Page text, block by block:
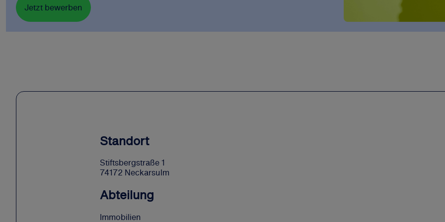
Jetzt bewerben
Standort
Stiftsbergstraße 1
74172 Neckarsulm
Abteilung
Immobilien